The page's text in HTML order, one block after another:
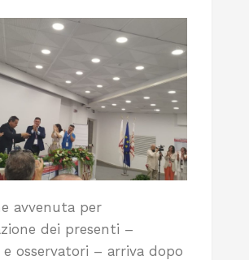
avvenuta per
dei presenti –
osservatori – arriva dopo